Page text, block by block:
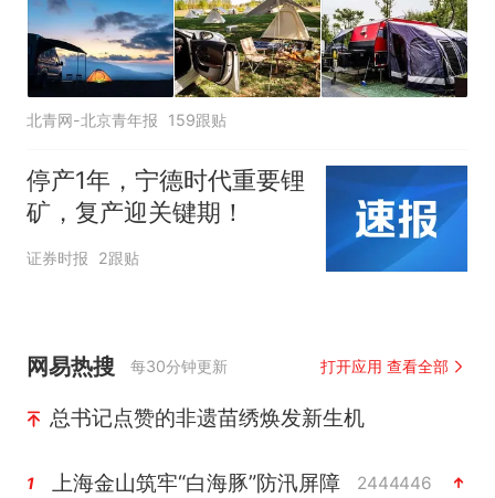
北青网-北京青年报 159跟贴
停产1年，宁德时代重要锂
矿，复产迎关键期！
证券时报 2跟贴
网易热搜 每30分钟更新 打开应用 查看全部
总书记点赞的非遗苗绣焕发新生机
1 上海金山筑牢“白海豚”防汛屏障 2444446